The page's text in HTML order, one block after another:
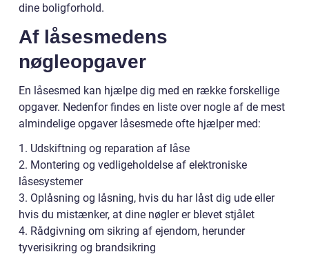
dine boligforhold.
Af låsesmedens
nøgleopgaver
En låsesmed kan hjælpe dig med en række forskellige
opgaver. Nedenfor findes en liste over nogle af de mest
almindelige opgaver låsesmede ofte hjælper med:
1. Udskiftning og reparation af låse
2. Montering og vedligeholdelse af elektroniske
låsesystemer
3. Oplåsning og låsning, hvis du har låst dig ude eller
hvis du mistænker, at dine nøgler er blevet stjålet
4. Rådgivning om sikring af ejendom, herunder
tyverisikring og brandsikring